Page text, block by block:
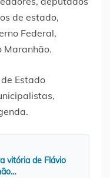
de estado,
Federal,
Maranhão.
Estado
vitória de Flávio